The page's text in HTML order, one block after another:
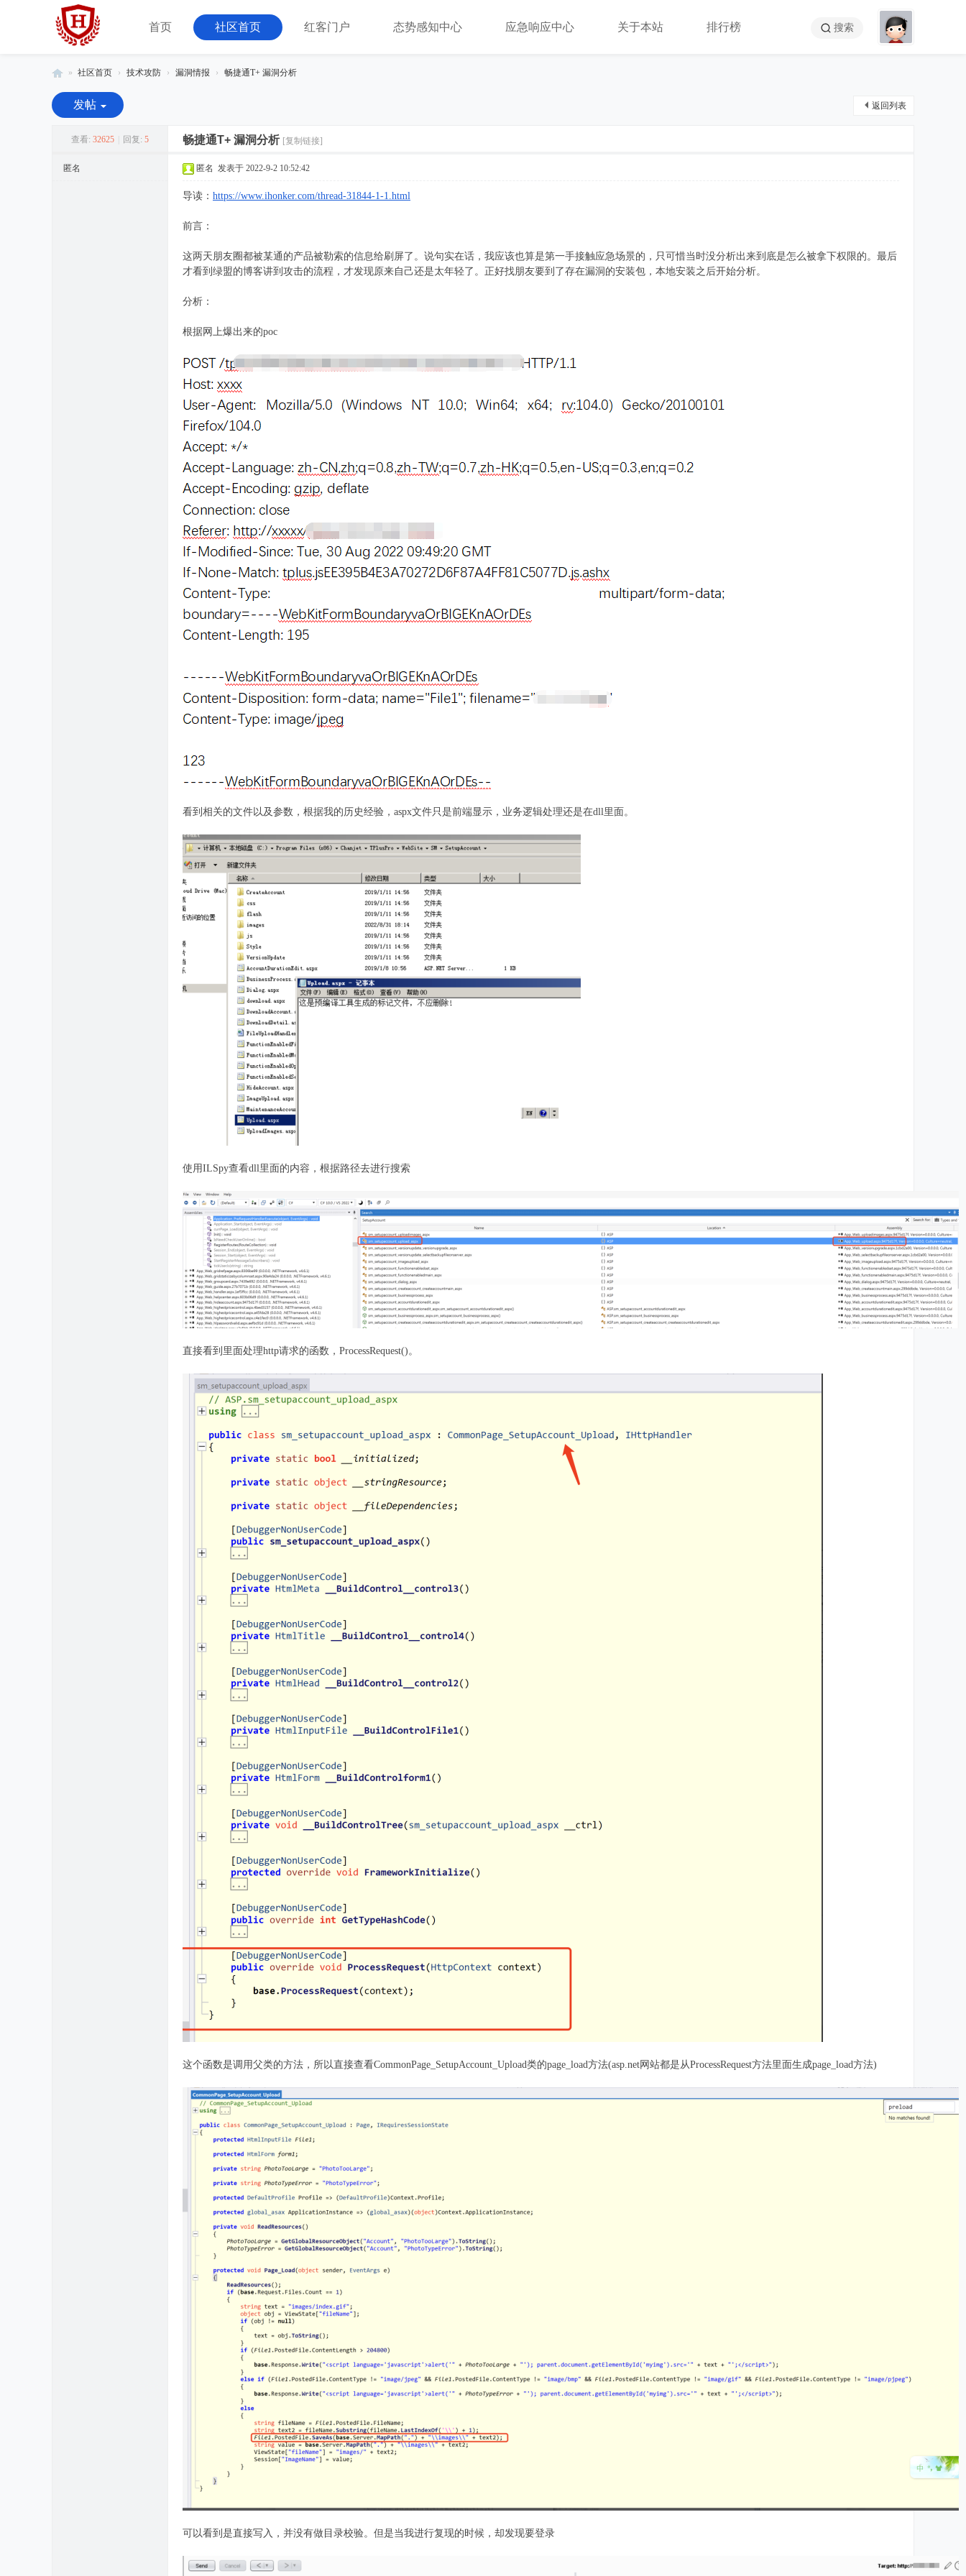
首页 社区首页 红客门户 态势感知中心 应急响应中心 关于本站 排行榜 搜索
红
客
» 社区首页 › 技术攻防 › 漏洞情报 › 畅捷通T+ 漏洞分析
返回列表
发帖
查看: 32625 回复: 5 畅捷通T+ 漏洞分析 [复制链接]
匿名 匿名 发表于 2022-9-2 10:52:42
导读： https://www.ihonker.com/thread-31844-1-1.html
前言：
这两天朋友圈都被某通的产品被勒索的信息给刷屏了。说句实在话，我应该也算是第一手接触应急场景的，只可惜当时没分析出来到底是怎么被拿下权限的。最后
才看到绿盟的博客讲到攻击的流程，才发现原来自己还是太年轻了。正好找朋友要到了存在漏洞的安装包，本地安装之后开始分析。
分析：
根据网上爆出来的poc
看到相关的文件以及参数，根据我的历史经验，aspx文件只是前端显示，业务逻辑处理还是在dll里面。
使用ILSpy查看dll里面的内容，根据路径去进行搜索
直接看到里面处理http请求的函数，ProcessRequest()。
这个函数是调用父类的方法，所以直接查看CommonPage_SetupAccount_Upload类的page_load方法(asp.net网站都是从ProcessRequest方法里面生成page_load方法)
可以看到是直接写入，并没有做目录校验。但是当我进行复现的时候，却发现要登录